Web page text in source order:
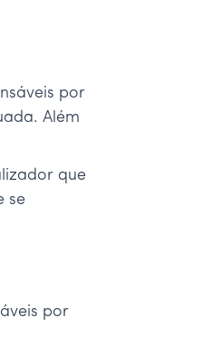
por
Além
que
se
por